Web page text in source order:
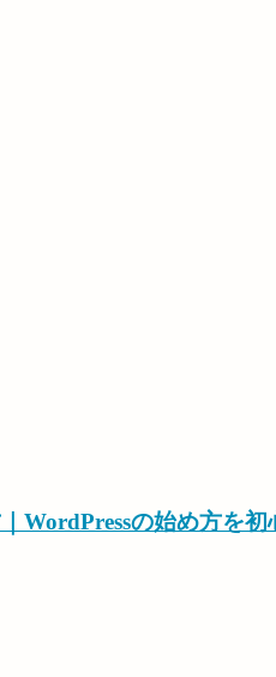
WordPressの始め方を